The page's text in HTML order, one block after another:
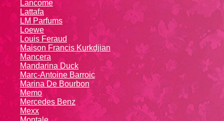
Lanсоmе
Lattafa
LM Parfums
Loewe
Louis Feraud
Maison Francis Kurkdjian
Mancera
Mandarina Duck
Marc-Antoine Barroic
Marina De Bourbon
Memo
Mercedes Benz
Mexx